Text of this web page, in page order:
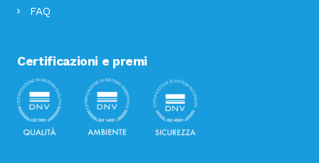
FAQ
Certificazioni e premi